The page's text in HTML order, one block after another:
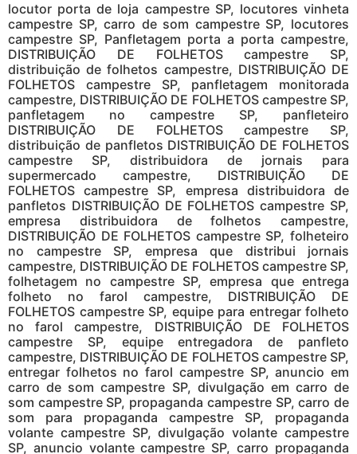
locutor porta de loja campestre SP, locutores vinheta
campestre SP, carro de som campestre SP, locutores
campestre SP, Panfletagem porta a porta campestre,
DISTRIBUIÇÃO DE FOLHETOS campestre SP,
distribuição de folhetos campestre, DISTRIBUIÇÃO DE
FOLHETOS campestre SP, panfletagem monitorada
campestre, DISTRIBUIÇÃO DE FOLHETOS campestre SP,
panfletagem no campestre SP, panfleteiro
DISTRIBUIÇÃO DE FOLHETOS campestre SP,
distribuição de panfletos DISTRIBUIÇÃO DE FOLHETOS
campestre SP, distribuidora de jornais para
supermercado campestre, DISTRIBUIÇÃO DE
FOLHETOS campestre SP, empresa distribuidora de
panfletos DISTRIBUIÇÃO DE FOLHETOS campestre SP,
empresa distribuidora de folhetos campestre,
DISTRIBUIÇÃO DE FOLHETOS campestre SP, folheteiro
no campestre SP, empresa que distribui jornais
campestre, DISTRIBUIÇÃO DE FOLHETOS campestre SP,
folhetagem no campestre SP, empresa que entrega
folheto no farol campestre, DISTRIBUIÇÃO DE
FOLHETOS campestre SP, equipe para entregar folheto
no farol campestre, DISTRIBUIÇÃO DE FOLHETOS
campestre SP, equipe entregadora de panfleto
campestre, DISTRIBUIÇÃO DE FOLHETOS campestre SP,
entregar folhetos no farol campestre SP, anuncio em
carro de som campestre SP, divulgação em carro de
som campestre SP, propaganda campestre SP, carro de
som para propaganda campestre SP, propaganda
volante campestre SP, divulgação volante campestre
SP, anuncio volante campestre SP, carro propaganda